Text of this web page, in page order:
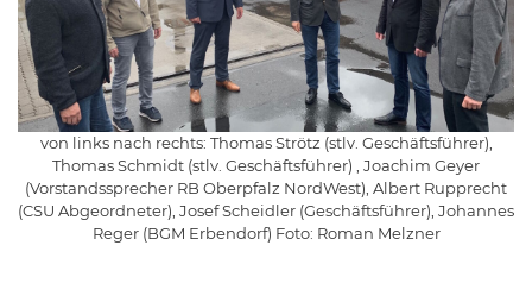
von links nach rechts: Thomas Strötz (stlv. Geschäftsführer),
Thomas Schmidt (stlv. Geschäftsführer) , Joachim Geyer
(Vorstandssprecher RB Oberpfalz NordWest), Albert Rupprecht
(CSU Abgeordneter), Josef Scheidler (Geschäftsführer), Johannes
Reger (BGM Erbendorf) Foto: Roman Melzner